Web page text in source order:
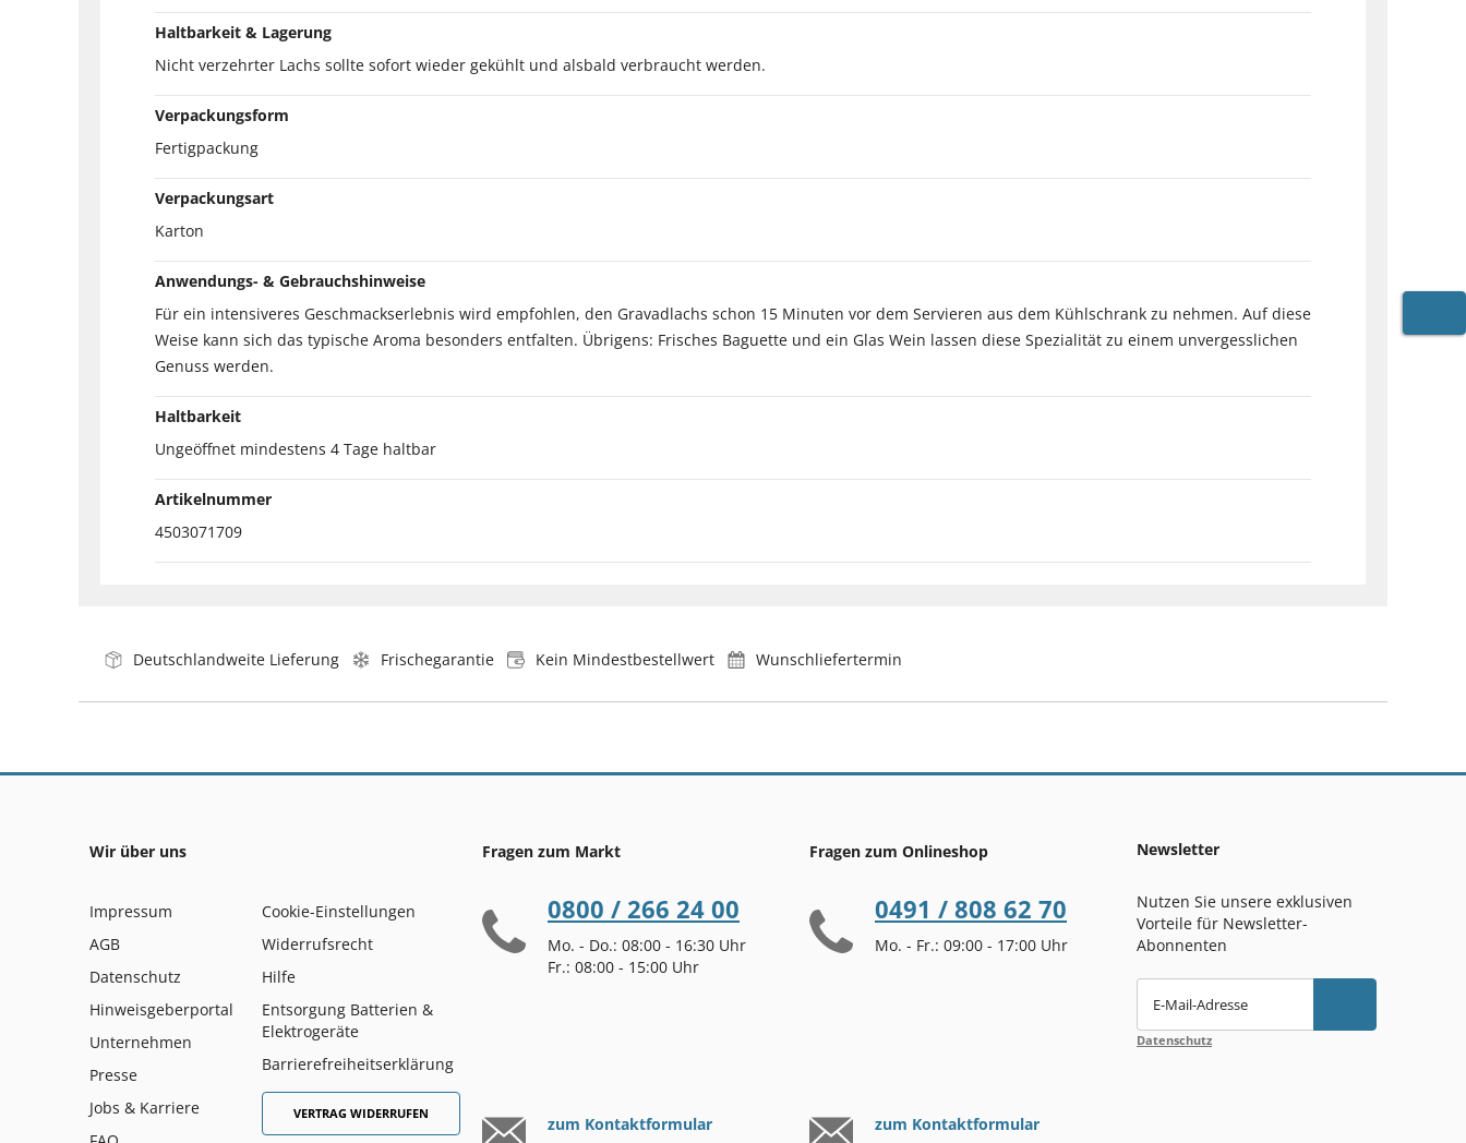
Haltbarkeit & Lagerung
Nicht verzehrter Lachs sollte sofort wieder gekühlt und alsbald verbraucht werden.
Verpackungsform
Fertigpackung
Verpackungsart
Karton
Anwendungs- & Gebrauchshinweise
Für ein intensiveres Geschmackserlebnis wird empfohlen, den Gravadlachs schon 15 Minuten vor dem Servieren aus dem Kühlschrank zu nehmen. Auf diese
Weise kann sich das typische Aroma besonders entfalten. Übrigens: Frisches Baguette und ein Glas Wein lassen diese Spezialität zu einem unvergesslichen
Genuss werden.
Haltbarkeit
Ungeöffnet mindestens 4 Tage haltbar
Artikelnummer
4503071709
Deutschlandweite Lieferung Frischegarantie Kein Mindestbestellwert Wunschliefertermin
Wir über uns
Impressum
AGB
Datenschutz
Hinweisgeberportal
Unternehmen
Presse
Jobs & Karriere
Cookie-Einstellungen
Widerrufsrecht
Hilfe
Entsorgung Batterien &
Elektrogeräte
Barrierefreiheitserklärung
VERTRAG WIDERRUFEN
Fragen zum Markt
0800 / 266 24 00
Mo. - Do.: 08:00 - 16:30 Uhr
Fr.: 08:00 - 15:00 Uhr
zum Kontaktformular
Fragen zum Onlineshop
0491 / 808 62 70
Mo. - Fr.: 09:00 - 17:00 Uhr
zum Kontaktformular
Newsletter
Nutzen Sie unsere exklusiven
Vorteile für Newsletter-
Abonnenten
E-Mail-Adresse
Datenschutz